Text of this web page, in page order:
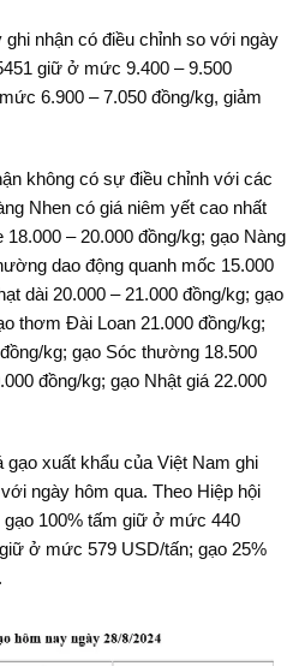
nhận có điều chỉnh so với ngày
giữ ở mức 9.400 – 9.500
6.900 – 7.050 đồng/kg, giảm
không có sự điều chỉnh với các
Nhen có giá niêm yết cao nhất
– 20.000 đồng/kg; gạo Nàng
dao động quanh mốc 15.000
dài 20.000 – 21.000 đồng/kg; gạo
thơm Đài Loan 21.000 đồng/kg;
kg; gạo Sóc thường 18.500
đồng/kg; gạo Nhật giá 22.000
xuất khẩu của Việt Nam ghi
ngày hôm qua. Theo Hiệp hội
100% tấm giữ ở mức 440
ở mức 579 USD/tấn; gạo 25%